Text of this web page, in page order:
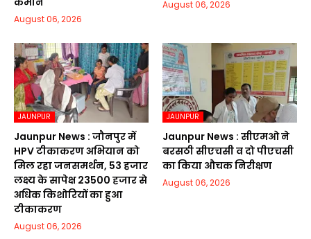
August 06, 2026
August 06, 2026
JAUNPUR
Jaunpur News : जौनपुर में
HPV टीकाकरण अभियान को
मिल रहा जनसमर्थन, 53 हजार
लक्ष्य के सापेक्ष 23500 हजार से
अधिक किशोरियों का हुआ
टीकाकरण
August 06, 2026
JAUNPUR
Jaunpur News : सीएमओ ने
बरसठी सीएचसी व दो पीएचसी
का किया औचक निरीक्षण
August 06, 2026